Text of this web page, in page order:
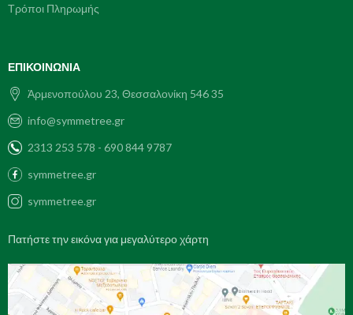
Τρόποι Πληρωμής
ΕΠΙΚΟΙΝΩΝΊΑ
Ἀρμενοπούλου 23, Θεσσαλονίκη 546 35
info@symmetree.gr
2313 253 578 - 690 844 9787
symmetree.gr
symmetree.gr
Πατήστε την εικόνα για μεγαλύτερο χάρτη